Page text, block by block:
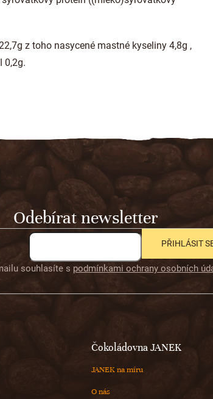
z toho nasycené mastné kyseliny 4,8g ,
0,2g.
Odebírat newsletter
souhlasíte s podmínkami ochrany osobních
PŘIHLÁSIT
Čokoládovna JANEK
JANEK na míru
O nás